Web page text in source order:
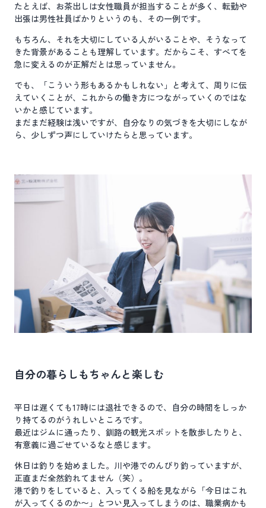
たとえば、お茶出しは女性職員が担当することが多く、転勤や
出張は男性社員ばかりというのも、その一例です。
もちろん、それを大切にしている人がいることや、そうなって
きた背景があることも理解しています。だからこそ、すべてを
急に変えるのが正解だとは思っていません。
でも、「こういう形もあるかもしれない」と考えて、周りに伝
えていくことが、これからの働き方につながっていくのではな
いかと感じています。
まだまだ経験は浅いですが、自分なりの気づきを大切にしなが
ら、少しずつ声にしていけたらと思っています。
自分の暮らしもちゃんと楽しむ
平日は遅くても17時には退社できるので、自分の時間をしっか
り持てるのがうれしいところです。
最近はジムに通ったり、釧路の観光スポットを散歩したりと、
有意義に過ごせているなと感じます。
休日は釣りを始めました。川や港でのんびり釣っていますが、
正直まだ全然釣れてません（笑）。
港で釣りをしていると、入ってくる船を見ながら「今日はこれ
が入ってくるのか〜」とつい見入ってしまうのは、職業病かも